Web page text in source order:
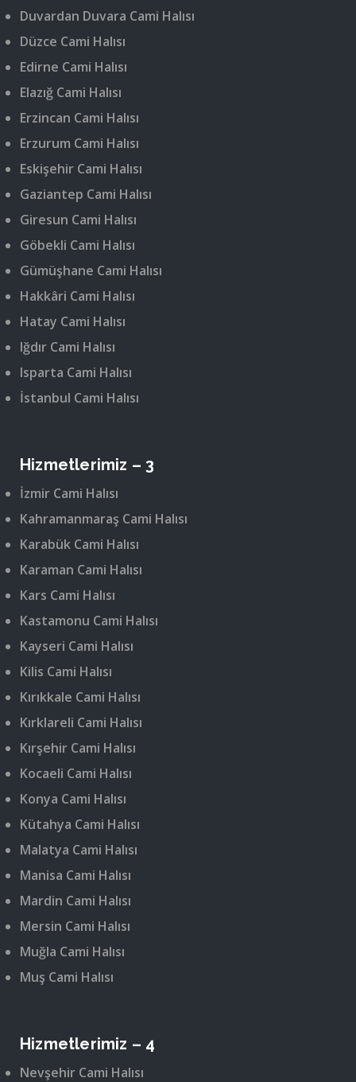
Duvardan Duvara Cami Halısı
Düzce Cami Halısı
Edirne Cami Halısı
Elazığ Cami Halısı
Erzincan Cami Halısı
Erzurum Cami Halısı
Eskişehir Cami Halısı
Gaziantep Cami Halısı
Giresun Cami Halısı
Göbekli Cami Halısı
Gümüşhane Cami Halısı
Hakkâri Cami Halısı
Hatay Cami Halısı
Iğdır Cami Halısı
Isparta Cami Halısı
İstanbul Cami Halısı
Hizmetlerimiz – 3
İzmir Cami Halısı
Kahramanmaraş Cami Halısı
Karabük Cami Halısı
Karaman Cami Halısı
Kars Cami Halısı
Kastamonu Cami Halısı
Kayseri Cami Halısı
Kilis Cami Halısı
Kırıkkale Cami Halısı
Kırklareli Cami Halısı
Kırşehir Cami Halısı
Kocaeli Cami Halısı
Konya Cami Halısı
Kütahya Cami Halısı
Malatya Cami Halısı
Manisa Cami Halısı
Mardin Cami Halısı
Mersin Cami Halısı
Muğla Cami Halısı
Muş Cami Halısı
Hizmetlerimiz – 4
Nevşehir Cami Halısı